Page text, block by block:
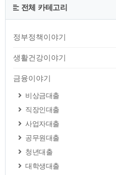
전체 카테고리
정부정책이야기
생활건강이야기
금융이야기
비상금대출
직장인대출
사업자대출
공무원대출
청년대출
대학생대출